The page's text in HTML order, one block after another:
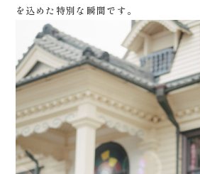
を込めた特別な瞬間です。